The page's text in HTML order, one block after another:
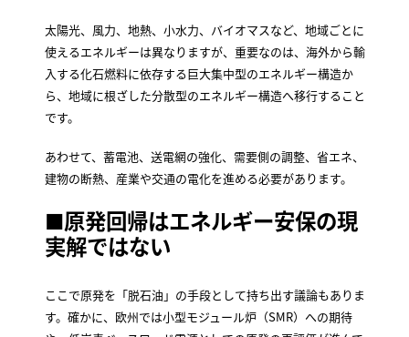
太陽光、風力、地熱、小水力、バイオマスなど、地域ごとに
使えるエネルギーは異なりますが、重要なのは、海外から輸
入する化石燃料に依存する巨大集中型のエネルギー構造か
ら、地域に根ざした分散型のエネルギー構造へ移行すること
です。
あわせて、蓄電池、送電網の強化、需要側の調整、省エネ、
建物の断熱、産業や交通の電化を進める必要があります。
■原発回帰はエネルギー安保の現
実解ではない
ここで原発を「脱石油」の手段として持ち出す議論もありま
す。確かに、欧州では小型モジュール炉（SMR）への期待